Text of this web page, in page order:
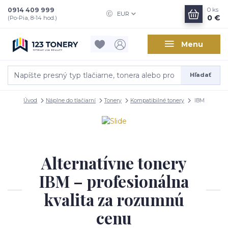
Menu
EUR
Hľadať
0914 409 999
(Po-Pia, 8-14 hod.)
0 ks
0 €
Úvod Náplne do tlačiarní Tonery Kompatibilné tonery IBM
Alternatívne tonery
IBM – profesionálna
kvalita za rozumnú
cenu